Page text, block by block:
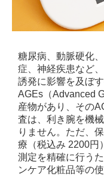
糖尿病、動脈硬化
症、神経疾患など
誘発に影響を及ぼ
AGEs（Advanced
産物があり、その
査は、利き腕を機
りません。ただ、
療（税込み 2200円
測定を精確に行う
ンケア化粧品等の